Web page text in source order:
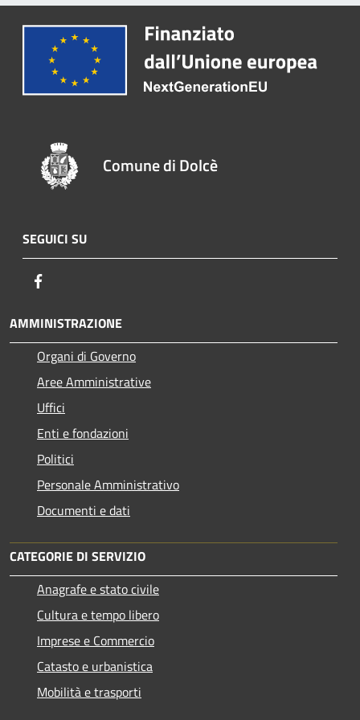
Comune di Dolcè
SEGUICI SU
AMMINISTRAZIONE
Organi di Governo
Aree Amministrative
Uffici
Enti e fondazioni
Politici
Personale Amministrativo
Documenti e dati
CATEGORIE DI SERVIZIO
Anagrafe e stato civile
Cultura e tempo libero
Imprese e Commercio
Catasto e urbanistica
Mobilità e trasporti